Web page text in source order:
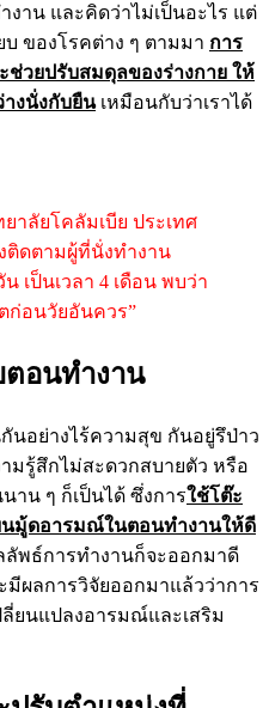
งาน และคิดว่าไม่เป็นอะไร แต่
ของโรคต่าง ๆ ตามมา การ
ช่วยปรับสมดุลของร่างกาย ให้
งนั่งกับยืนเหมือนกับว่าเราได้
าลัยโคลัมเบีย ประเทศ
ติดตามผู้ที่นั่งทำงาน
เป็นเวลา 4 เดือน พบว่า
ก่อนวัยอันควร”
ตอนทำงาน
นอย่างไร้ความสุข กันอยู่รึป่าว
มรู้สึกไม่สะดวกสบายตัว หรือ
าน ๆ ก็เป็นได้ ซึ่งการใช้โต๊ะ
นมู้ดอารมณ์ในตอนทำงานให้ดี
ลัพธ์การทำงานก็จะออกมาดี
มีผลการวิจัยออกมาแล้วว่าการ
ยนแปลงอารมณ์และเสริม